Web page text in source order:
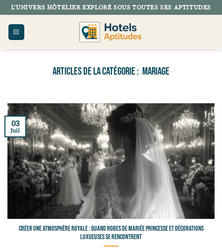
Passer
au
contenu
L’UNIVERS HÔTELIER EXPLORÉ SOUS TOUTES SES APTITUDES
MARIAGE
Créer une atmosphère royale : quand robes de mariée princesse et décorations
luxueuses se rencontrent
03
Juil